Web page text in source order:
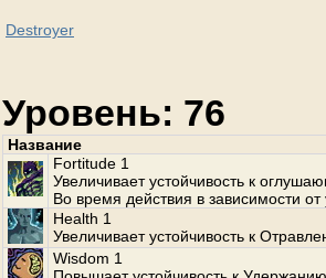
Destroyer
Уровень: 76
Название
Fortitude 1
Увеличивает устойчивость к
Во время действия в зависимости от
Health 1
Увеличивает устойчивость к
Wisdom 1